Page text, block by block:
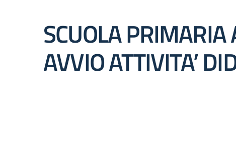
SCUOLA PRIMARIA
AVVIO ATTIVITA’